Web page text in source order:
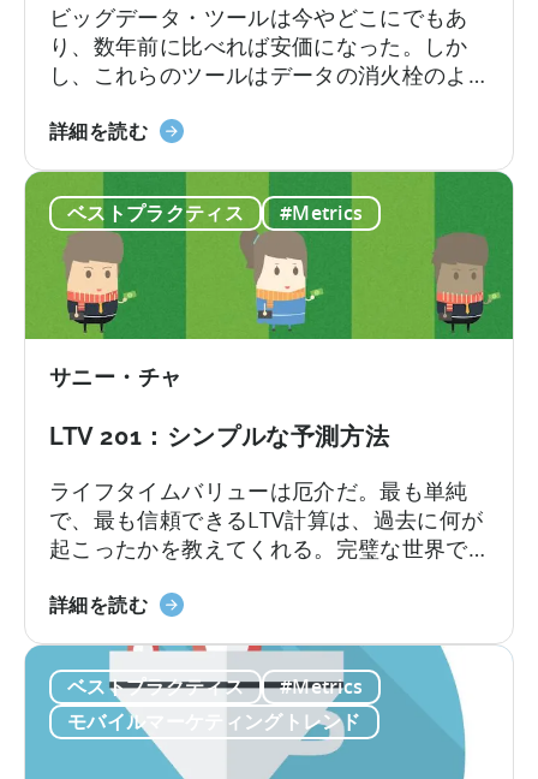
マ
ン
ス
指
標
の
選
択
ビッグデータ・ツールは今やどこにでもあ
り、数年前に比べれば安価になった。しか
し、これらのツールはデータの消火栓のよ
のように "使うかは提供してくれない。例え
データポイントを収集するためのツールを
簡単にセットアップすることができる。
詳細を読むビ
デ
実
的
洞
察
に
活
用
す
る
と
に
ベストプラクティス #Metrics
サニー・チャ
LTV 201：シンプルな予測方法
ライフタイムバリューは厄介だ。最も単純
で、最も信頼できるLTV計算は、過去に何が
起こったかを教えてくれる。完璧な世界で
は未来を知りたいと思うものであり、それ
する。"複雑 "とは、多くのことを意味す
る。
詳細を読むLTV201
い
シ
ベストプラクティス
#Metrics
モバイルマーケティングトレンド